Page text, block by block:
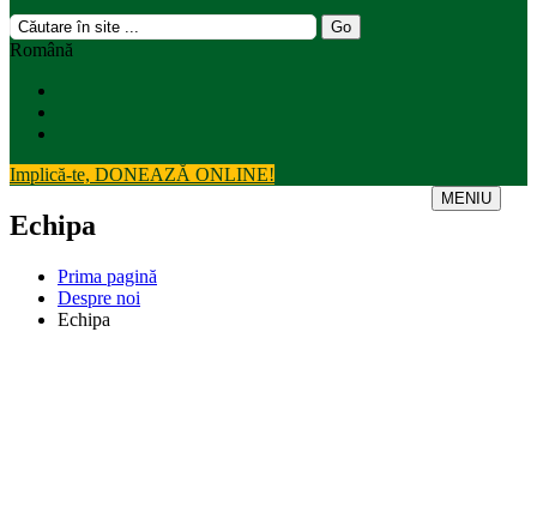
Română
Implică-te, DONEAZĂ ONLINE!
MENIU
Echipa
Prima pagină
Despre noi
Echipa